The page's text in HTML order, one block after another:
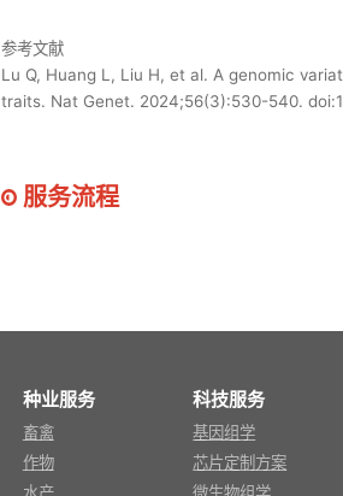
参考文献
Lu Q, Huang L, Liu H, et al. A genomic
traits. Nat Genet. 2024;56(3):530-540.
服务流程
种业服务
畜禽
作物
科技服务
基因组学
芯片定制方案